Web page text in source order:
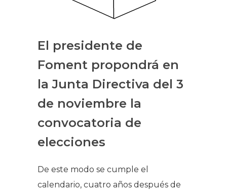
El presidente de
Foment propondrá en
la Junta Directiva del 3
de noviembre la
convocatoria de
elecciones
De este modo se cumple el
calendario, cuatro años después de